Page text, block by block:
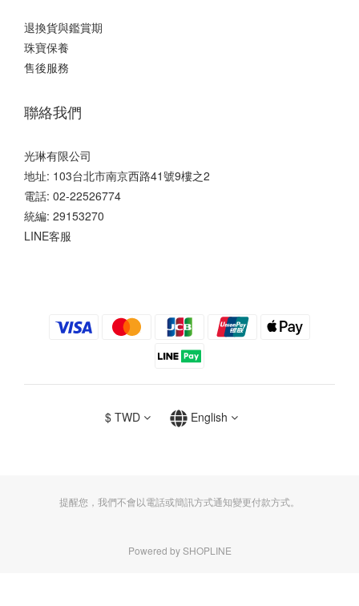
退換貨與鑑賞期
珠寶保養
售後服務
聯絡我們
光琳有限公司
地址: 103台北市南京西路41號9樓之2
電話: 02-22526774
統編: 29153270
LINE客服
$ TWD English
提醒您，我們不會以電話或簡訊方式通知變更付款方式。
Powered by SHOPLINE